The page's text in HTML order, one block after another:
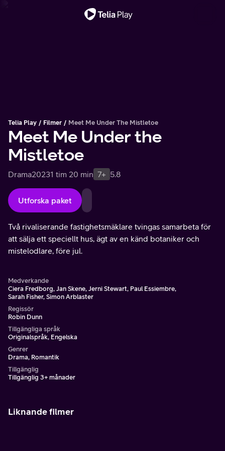
Telia Play Filmer Meet Me Under The Mistletoe
Meet Me Under the
Mistletoe
Drama20231 tim 20 min 7+ 5.8
Utforska paket
Två rivaliserande fastighetsmäklare tvingas samarbeta för
att sälja ett speciellt hus, ägt av en känd botaniker och
mistelodlare, före jul.
Medverkande
Ciera Fredborg, Jan Skene, Jerni Stewart, Paul Essiembre,
Sarah Fisher, Simon Arblaster
Regissör
Robin Dunn
Tillgängliga språk
Originalspråk, Engelska
Genrer
Drama, Romantik
Tillgänglig
Tillgänglig 3+ månader
Liknande filmer